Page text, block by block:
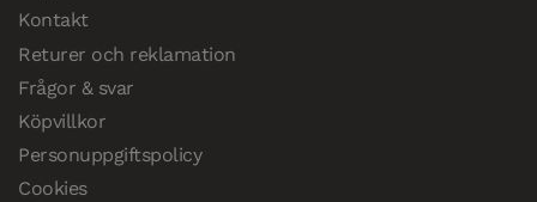
Kontakt
Returer och reklamation
Frågor & svar
Köpvillkor
Personuppgiftspolicy
Cookies